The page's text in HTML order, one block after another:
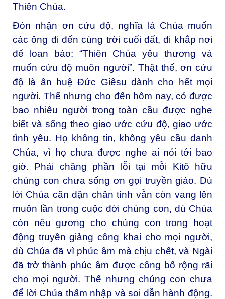
Thiên Chúa.
Đón nhận ơn cứu độ, nghĩa là Chúa muốn
các ông đi đến cùng trời cuối đất, đi khắp nơi
để loan báo: “Thiên Chúa yêu thương và
muốn cứu độ muôn người”. Thật thế, ơn cứu
độ là ân huệ Đức Giêsu dành cho hết mọi
người. Thế nhưng cho đến hôm nay, có được
bao nhiêu người trong toàn cầu được nghe
biết và sống theo giao ước cứu độ, giao ước
tình yêu. Họ không tin, không yêu cầu danh
Chúa, vì họ chưa được nghe ai nói tới bao
giờ. Phải chăng phần lỗi tại mỗi Kitô hữu
chúng con chưa sống ơn gọi truyền giáo. Dù
lời Chúa căn dặn chân tình vẫn còn vang lên
muôn lần trong cuộc đời chúng con, dù Chúa
còn nêu gương cho chúng con trong hoạt
động truyền giảng công khai cho mọi người,
dù Chúa đã vì phúc âm mà chịu chết, và Ngài
đã trở thành phúc âm được công bố rộng rãi
cho mọi người. Thế nhưng chúng con chưa
để lời Chúa thấm nhập và soi dẫn hành động.